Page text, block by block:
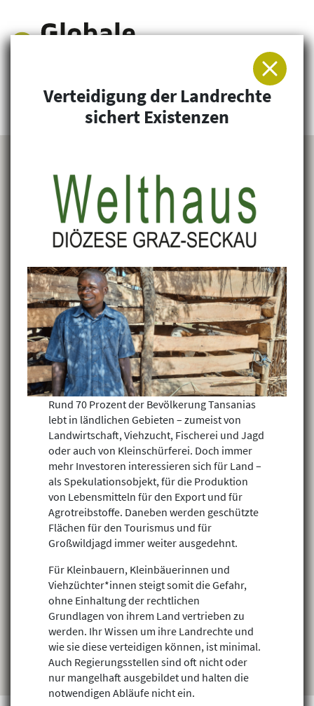
Arbeitsgemeinschaft für Entwicklung und
Humanitäre Hilfe
Verteidigung der Landrechte
sichert Existenzen
Rund 70 Prozent der Bevölkerung Tansanias
lebt in ländlichen Gebieten – zumeist von
Landwirtschaft, Viehzucht, Fischerei und Jagd
oder auch von Kleinschürferei. Doch immer
mehr Investoren interessieren sich für Land –
als Spekulationsobjekt, für die Produktion
von Lebensmitteln für den Export und für
Agrotreibstoffe. Daneben werden geschützte
Flächen für den Tourismus und für
Großwildjagd immer weiter ausgedehnt.
Für Kleinbauern, Kleinbäuerinnen und
Viehzüchter*innen steigt somit die Gefahr,
ohne Einhaltung der rechtlichen
Grundlagen von ihrem Land vertrieben zu
werden. Ihr Wissen um ihre Landrechte und
wie sie diese verteidigen können, ist minimal.
Auch Regierungsstellen sind oft nicht oder
nur mangelhaft ausgebildet und halten die
notwendigen Abläufe nicht ein.